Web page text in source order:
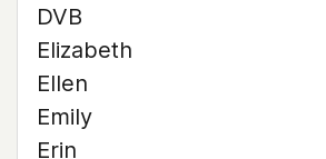
DVB
Elizabeth
Ellen
Emily
Erin